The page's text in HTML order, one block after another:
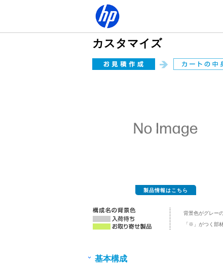
カスタマイズ
製品情報はこちら
背景色がグレー
「※」がつく部
基本構成